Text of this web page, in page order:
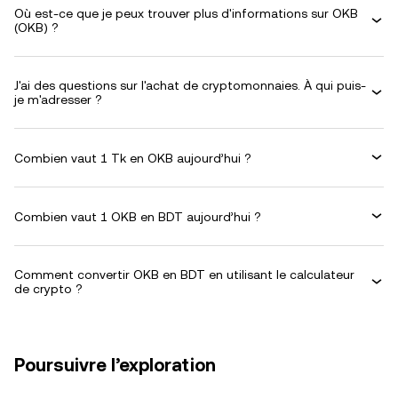
Où est-ce que je peux trouver plus d'informations sur OKB
(OKB) ?
J'ai des questions sur l'achat de cryptomonnaies. À qui puis-
je m'adresser ?
Combien vaut 1 Tk en OKB aujourd’hui ?
Combien vaut 1 OKB en BDT aujourd’hui ?
Comment convertir OKB en BDT en utilisant le calculateur
de crypto ?
Poursuivre l’exploration